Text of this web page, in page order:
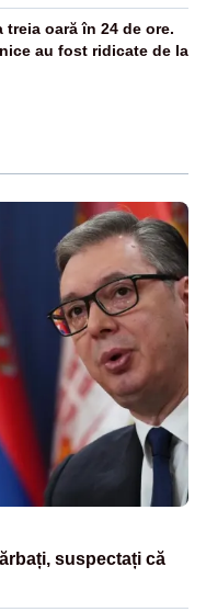
oară în 24 de ore.
au fost ridicate de la
suspectați că